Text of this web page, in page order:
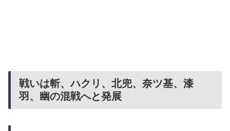
戦いは斬、ハクリ、北兜、奈ツ基、漆
羽、幽の混戦へと発展